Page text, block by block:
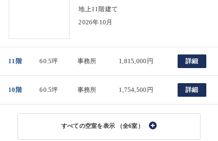
地上11階建て
2026年10月
11階 60.5坪 事務所 1,815,000円 詳細
10階 60.5坪 事務所 1,754,500円 詳細
（全6室）